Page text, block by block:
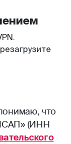
что
(ИНН